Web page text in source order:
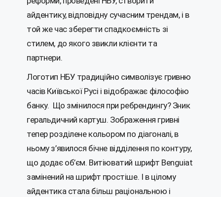
айдентику, відповідну сучасним трендам, і в
той же час зберегти спадкоємність зі
стилем, до якого звикли клієнти та
партнери.
Логотип НБУ традиційно символізує гривню
часів Київської Русі і відображає філософію
банку. Що змінилося при ребрендингу? Зник
геральдичний картуш. Зображення гривні
тепер розділене кольором по діагоналі, в
ньому з’явилося бічне відділення по контуру,
що додає об’єм. Витіюватий шрифт Benguiat
замінений на шрифт простіше. І в цілому
айдентика стала більш раціональною і